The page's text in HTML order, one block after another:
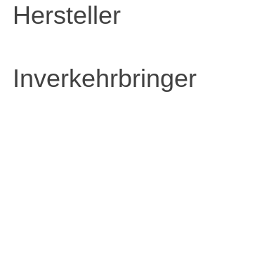
Hersteller
Inverkehrbringer